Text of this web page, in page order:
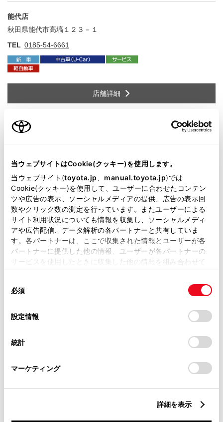
当ウェブサイトはCookie(クッキー)を使用します。
当ウェブサイト(toyota.jp manual.toyota.jp)では
Cookie(クッキー)を使用して、ユーザーに合わせたコンテン
ツや広告の表示、ソーシャルメディアの提供、広告の表示回
数やクリック数の測定を行っています。またユーザーによる
サイト利用状況についても情報を収集し、ソーシャルメディ
アや広告配信、データ解析の各パートナーと共有していま
す。各パートナーは、ここで収集された情報とユーザーが各
パートナーに提供した他の情報、ユーザーが各パートナーの
サービスを使用したときに収集した他の情報を組み合わせて
使用することがあります。当ウェブサイトの使用を続行する
デバイスにすべてのCookie(クッキー)が保存されることに同
意したことになります。Cookie(クッキー)のオプトアウト、
設定の変更、同意を撤回したりするにあたっては、当社の
「Cookie（クッキー）情報の取り扱いについて
」をご覧くだ
必須
設定情報
統計
マーケティング
詳細を表示
能代店
秋田県能代市高塙１２３－１
TEL 0185-54-6661
店舗詳細
秋田店
店舗詳細
仁井田店
秋田県秋田市仁井田本町６丁目４－１
TEL 018-839-4400
秋田県秋田市東通４丁目１－２６